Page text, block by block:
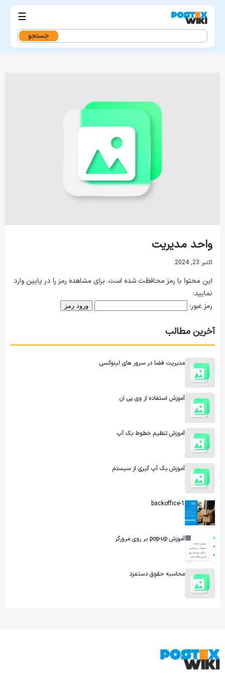
☰
جستجو
برای:
واحد مدیریت
اکتبر 23, 2024
این محتوا با رمز محافظت شده است. برای مشاهده رمز را در پایین وارد
نمایید:
رمز عبور:
آخرین مطالب
مدیریت فضا در سرور های لینوکسی
آموزش استفاده از وی پی ان
آموزش تنظیم خطوط بک آپ
آموزش بک آپ گیری از سیستم
backoffice-1
آموزش pop-up بر روی مرورگر
محاسبه حقوق دستمزد